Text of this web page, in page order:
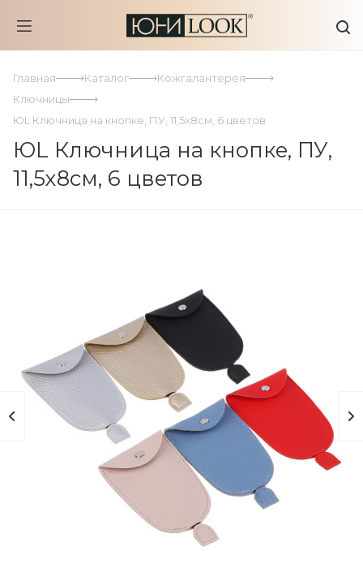
Главная Каталог
Кожгалантерея
Ключницы
ЮL Ключница на кнопке, ПУ, 11,5х8см, 6 цветов
ЮL Ключница на кнопке, ПУ,
11,5х8см, 6 цветов